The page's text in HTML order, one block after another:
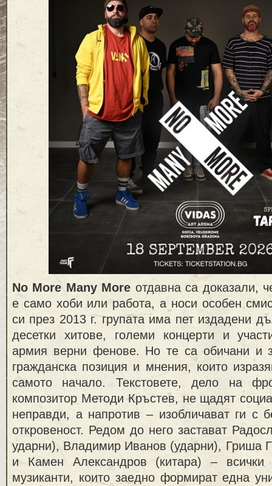
No More Many More отдавна са доказали,
е само хоби или работа, а носи особен
си през 2013 г. групата има пет издадени
десетки хитове, големи концерти и
армия верни фенове. Но те са обичани и
гражданска позиция и мнения, които
самото начало. Текстовете, дело на
композитор Методи Кръстев, не щадят
неправди, а напротив – изобличават ги с
откровеност. Редом до него застават
ударни), Владимир Иванов (ударни), Гриша
и Камен Александров (китара) – всички
музиканти, които заедно формират една